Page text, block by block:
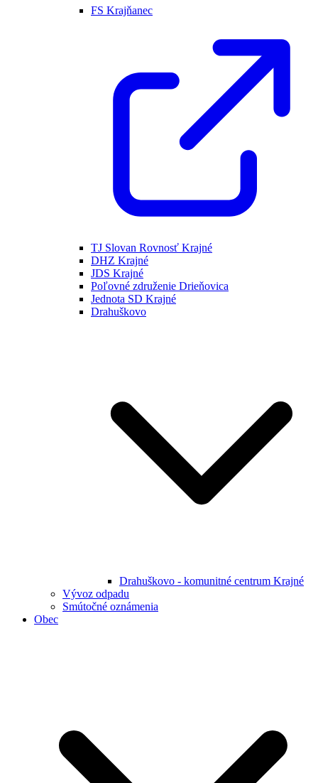
FS Krajňanec
TJ Slovan Rovnosť Krajné
DHZ Krajné
JDS Krajné
Poľovné združenie Drieňovica
Jednota SD Krajné
Drahuškovo
Drahuškovo - komunitné centrum Krajné
Vývoz odpadu
Smútočné oznámenia
Obec